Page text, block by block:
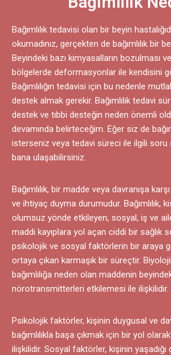
Bağımlılık tedavisi olan bir beyin
okumadınız, gerçekten de bağımlılık bir
Beyindeki bazı kimyasalların bozulması
bölgelerde deformasyonlar ile kendisini
Bağımlılığın tedavisi için bu nedenle
destek almak gerekir. Bağımlılık tedavi
destek ve tıbbi desteğin neden önemli
devamında belirteceğim. Eğer siz de
isterseniz veya tedavi süreci ile ilgili
bana ulaşabilirsiniz.
Bağımlılık, bir madde veya davranışa
ve ihtiyaç duyma durumudur. Bağımlılık,
olumsuz yönde etkileyen, sosyal, iş ve
maddi kayıplara yol açan ciddi bir sağlık
psikolojik ve sosyal faktörlerin bir araya
ortaya çıkan karmaşık bir süreçtir.
bağımlılığa neden olan maddenin
nörotransmitterleri etkilemesi ile ilişkilidir.
Psikolojik faktörler, kişinin duygusal ve
bağımlılıkla başa çıkmak için bir yol
ilişkilidir. Sosyal faktörler, kişinin